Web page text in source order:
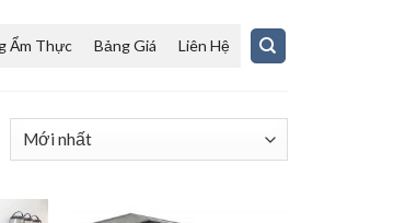
Ẩm Thực Bảng Giá Liên Hệ